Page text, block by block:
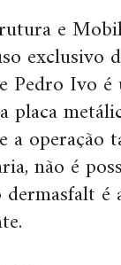
e
exclusivo
Ivo é
operação
não é
é